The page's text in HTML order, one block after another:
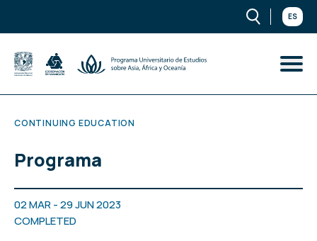
ES
CONTINUING EDUCATION
Programa
02 MAR - 29 JUN 2023
COMPLETED